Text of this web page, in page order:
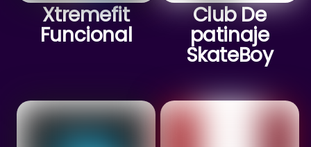
Xtremefit
Funcional
Club De
patinaje
SkateBoy